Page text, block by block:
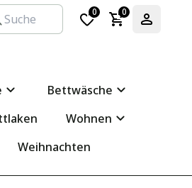
0 0
Bettwäsche
Wohnen
Weihnachten